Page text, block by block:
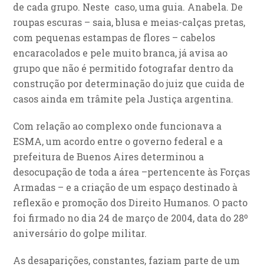
de cada grupo. Neste caso, uma guia. Anabela. De
roupas escuras – saia, blusa e meias-calças pretas,
com pequenas estampas de flores – cabelos
encaracolados e pele muito branca, já avisa ao
grupo que não é permitido fotografar dentro da
construção por determinação do juiz que cuida de
casos ainda em trâmite pela Justiça argentina.
Com relação ao complexo onde funcionava a
ESMA, um acordo entre o governo federal e a
prefeitura de Buenos Aires determinou a
desocupação de toda a área –pertencente às Forças
Armadas – e a criação de um espaço destinado à
reflexão e promoção dos Direito Humanos. O pacto
foi firmado no dia 24 de março de 2004, data do 28º
aniversário do golpe militar.
As desaparições, constantes, faziam parte de um